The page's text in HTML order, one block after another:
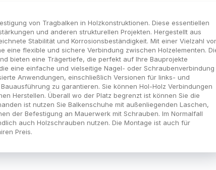
von Tragbalken in Holzkonstruktionen. Diese essentiellen
und anderen strukturellen Projekten. Hergestellt aus
Stabilität und Korrosionsbeständigkeit. Mit einer Vielzahl
flexible und sichere Verbindung zwischen Holzelementen.
bieten eine Trägertiefe, die perfekt auf Ihre Bauprojekte
eine einfache und vielseitige Nagel- oder Schraubenverbindung
Anwendungen, einschließlich Versionen für links- und
zu garantieren. Sie können Hol-Holz Verbindungen
Herstellen. Überall wo der Platz begrenzt ist können Sie die
ist nutzen Sie Balkenschuhe mit außenliegenden Laschen,
der Befestigung an Mauerwerk mit Schrauben. Im Normalfall
auch Holzschrauben nutzen. Die Montage ist auch für
Preis.